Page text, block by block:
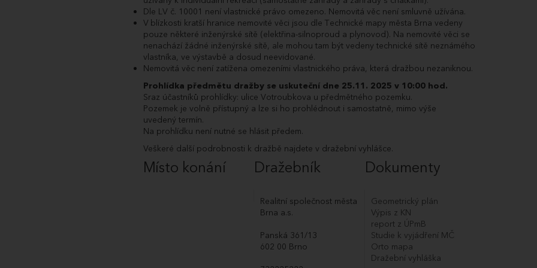
11.12.2025
10:00:00.000
Dražba byla zahájena, nyní můžete činit podání.
Dle LV č. 10001 není vlastnické právo omezeno. Nemovitá věc není smluvně užívána.
V blízkosti kratší hranice nemovité věci jsou dle Technické mapy města Brna vedeny
pouze některé inženýrské sítě (elektřina-silnoproud a plynovod). Na nemovité věci se
nenachází žádné inženýrské sítě, ale mohou tam být vedeny technické sítě neznámého
vlastníka, ve výstavbě a dosud neevidované.
Nemovitá věc není zatížena omezeními vlastnického práva, která dražbou nezaniknou.
Prohlídka předmětu dražby se uskuteční dne 25.11. 2025 v 10:00 hod.
Sraz účastníků prohlídky: ulice Votroubkova u předmětného pozemku.
Pozemek je volně přístupný a lze si ho prohlédnout i samostatně, mimo výše
uvedený termín.
Na prohlídku není nutné se hlásit předem.
Veškeré další podrobnosti k dražbě najdete v dražební vyhlášce.
Místo konání Dražebník
Realitní společnost města
Brna a.s.
Panská 361/13
602 00 Brno
Dokumenty
Geometrický plán
Výpis z KN
report z ÚPmB
Studie k vyjádření MČ
Orto mapa
Dražební vyhláška